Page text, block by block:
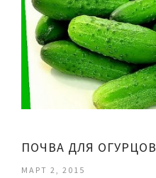
ПОЧВА ДЛЯ ОГУРЦОВ
МАРТ 2, 2015